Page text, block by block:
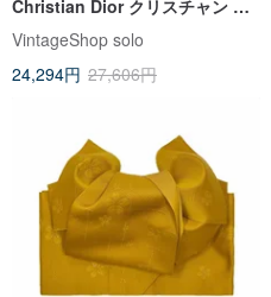
Christian Dior クリスチャン デ
ィオール ブレスレット シルバー
ロゴ vintage ヴィンテージ
ayaufm
VintageShop solo
24,294円 27,606円